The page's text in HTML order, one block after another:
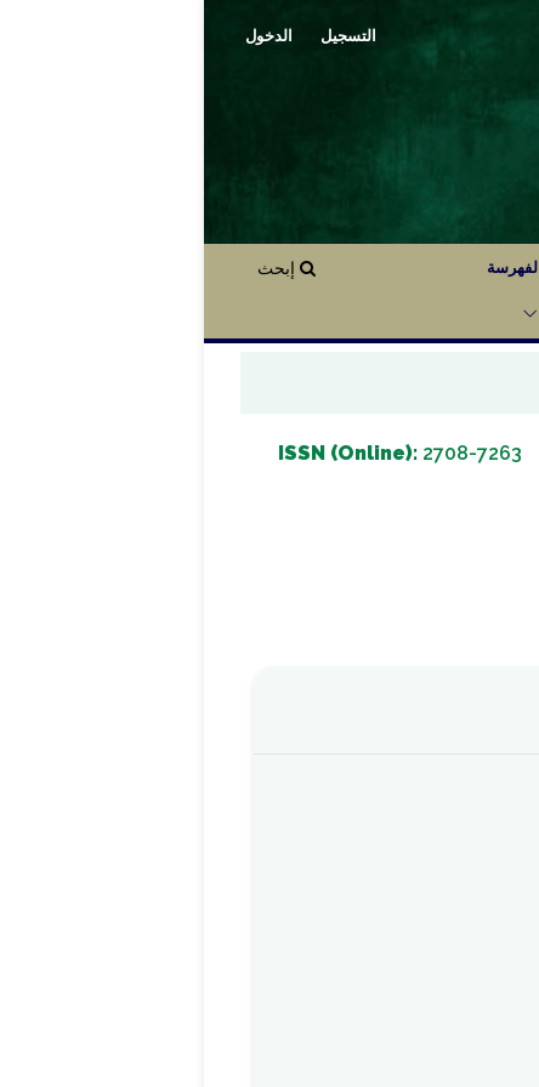
الفهرسة إبحث
التسجيل الدخول
ISSN (Online):2708-7263